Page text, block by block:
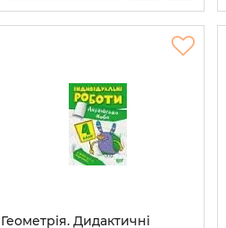
Геометрія. Дидактичні